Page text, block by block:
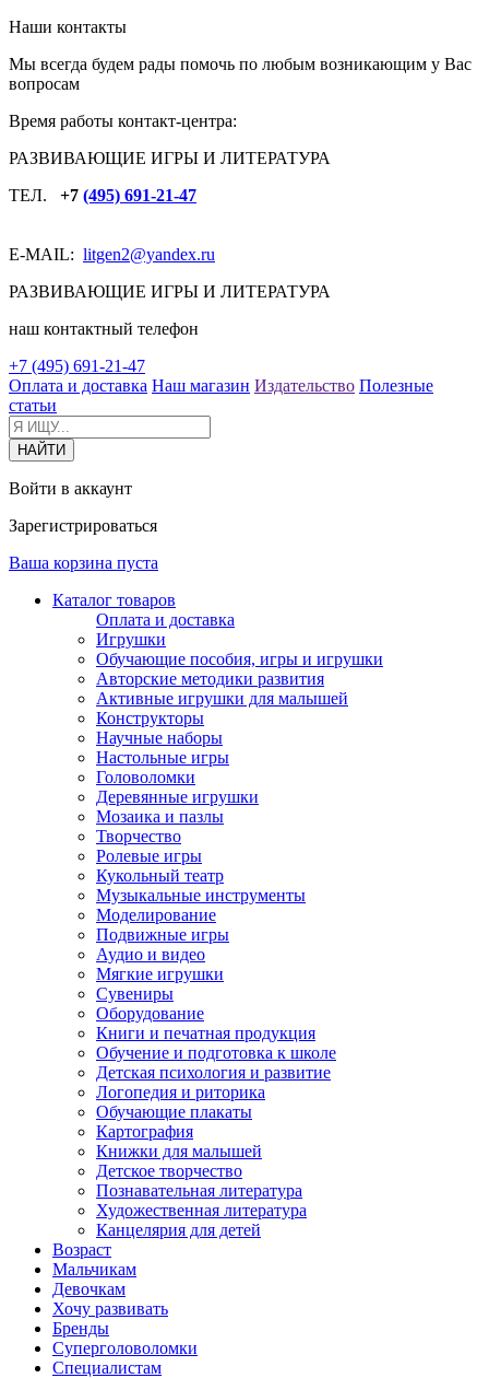
Наши контакты
Мы всегда будем рады помочь по любым возникающим у Вас
вопросам
Время работы контакт-центра:
РАЗВИВАЮЩИЕ ИГРЫ И ЛИТЕРАТУРА
ТЕЛ. +7 (495) 691-21-47
E-MAIL: litgen2@yandex.ru
РАЗВИВАЮЩИЕ ИГРЫ И ЛИТЕРАТУРА
наш контактный телефон
+7 (495) 691-21-47
Оплата и доставка Наш магазин Издательство Полезные
статьи
Войти в аккаунт
Зарегистрироваться
Ваша корзина пуста
Каталог товаров
Оплата и доставка
Игрушки
Обучающие пособия, игры и игрушки
Авторские методики развития
Активные игрушки для малышей
Конструкторы
Научные наборы
Настольные игры
Головоломки
Деревянные игрушки
Мозаика и пазлы
Творчество
Ролевые игры
Кукольный театр
Музыкальные инструменты
Моделирование
Подвижные игры
Аудио и видео
Мягкие игрушки
Сувениры
Оборудование
Книги и печатная продукция
Обучение и подготовка к школе
Детская психология и развитие
Логопедия и риторика
Обучающие плакаты
Картография
Книжки для малышей
Детское творчество
Познавательная литература
Художественная литература
Канцелярия для детей
Возраст
Мальчикам
Девочкам
Хочу развивать
Бренды
Суперголоволомки
Специалистам